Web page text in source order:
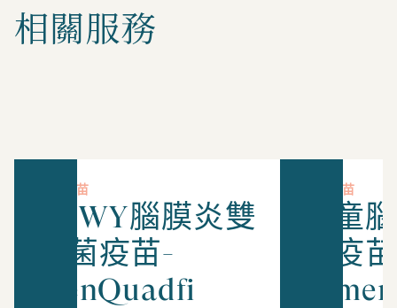
相關服務
兒童疫苗
ACWY腦膜炎雙
球菌疫苗-
MenQuadfi
兒童疫苗
兒童
菌疫